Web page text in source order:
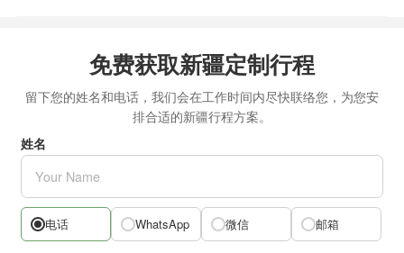
免费获取新疆定制行程
留下您的姓名和电话，我们会在工作时间内尽快联络您，为您安
排合适的新疆行程方案。
姓名
电话 WhatsApp 微信 邮箱